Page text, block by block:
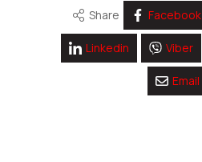
Share Facebook
Linkedin Viber
Email